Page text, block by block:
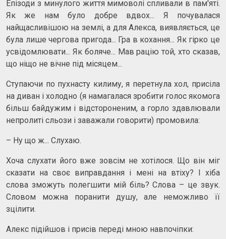
Епізоди з минулого життя мимоволі спливали в пам'яті.
Як же нам було добре вдвох... Я почувалася
найщасливішою на землі, а для Алекса, виявляється, це
була лише чергова пригода... Гра в кохання... Як гірко це
усвідомлювати... Як боляче... Мав рацію той, хто сказав,
що ніщо не вічне під місяцем...
Ступаючи по пухнасту килиму, я перетнула хол, присіла
на диван і холодно (я намагалася зробити голос якомога
більш байдужим і відстороненим, а горло здавлювали
непролиті сльози і заважали говорити) промовила:
– Ну що ж... Слухаю.
Хоча слухати його вже зовсім не хотілося. Що він міг
сказати на своє виправдання і мені на втіху? І хіба
слова зможуть полегшити мій біль? Слова – це звук.
Словом можна поранити душу, але неможливо її
зцілити.
Алекс підійшов і присів переді мною навпочіпки: